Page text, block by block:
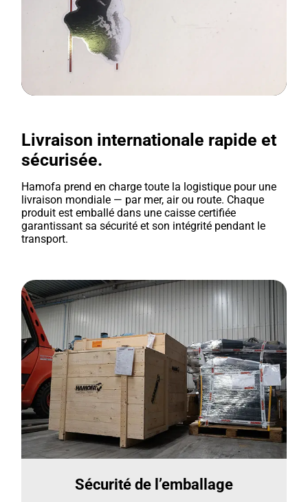
Livraison internationale rapide et
sécurisée.
Hamofa prend en charge toute la logistique pour une
livraison mondiale — par mer, air ou route. Chaque
produit est emballé dans une caisse certifiée
garantissant sa sécurité et son intégrité pendant le
transport.
Sécurité de l’emballage